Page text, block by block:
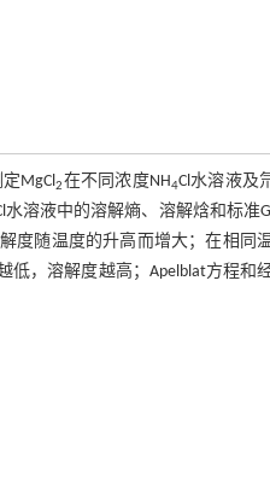
MgCl2在不同浓度NH4Cl水溶液及
水溶液中的溶解熵、溶解焓和标准
度随温度的升高而增大；在相同
低，溶解度越高；Apelblat方程